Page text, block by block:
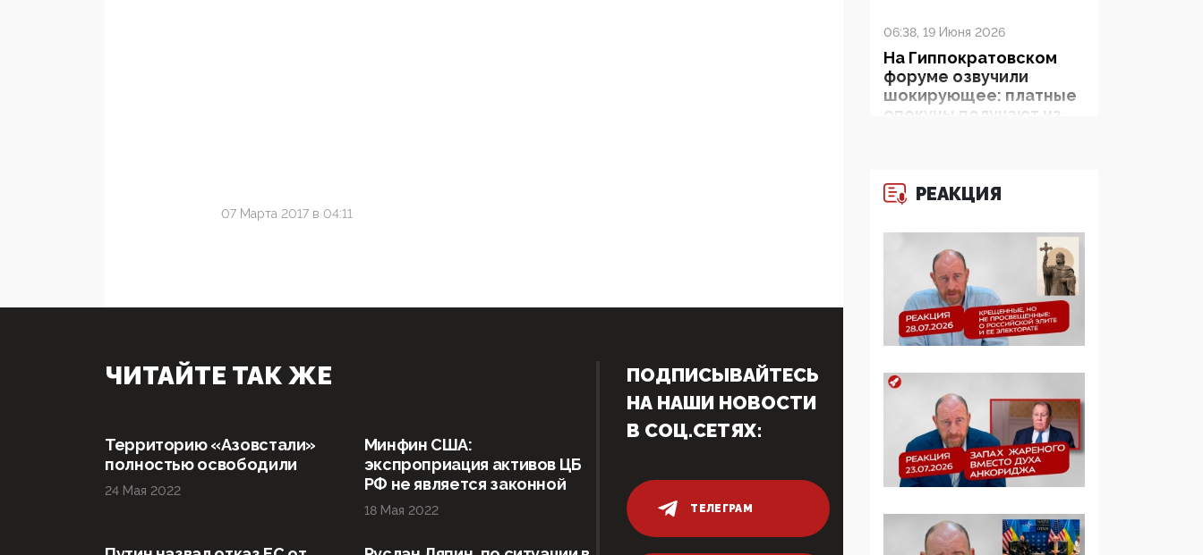
07 Марта 2017 в 04:11
06:38, 19 Июня 2026
На Гиппократовском
форуме озвучили
шокирующее: платные
опекуны получают из
Обществознания под
редакцией Медведева:
суверенитет,
традиционные
ценности и немного
двоемыслия
11:53, 09 Июня 2026
Прокуратура наконец
увидела
экстремистскую
деятельность ИИТО
цифроглобалисты
продолжают
РЕАКЦИЯ
ЧИТАЙТЕ ТАК ЖЕ
Территорию «Азовстали»
полностью освободили
24 Мая 2022
Минфин США:
экспроприация активов ЦБ
РФ не является законной
18 Мая 2022
ПОДПИСЫВАЙТЕСЬ
НА НАШИ НОВОСТИ
В СОЦ.СЕТЯХ:
ТЕЛЕГРАМ